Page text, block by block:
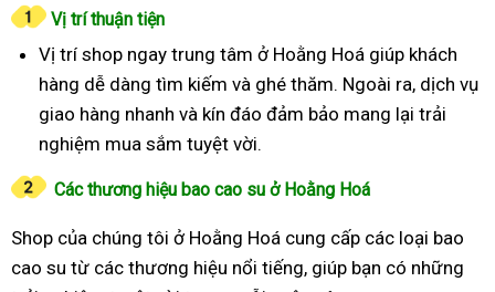
Vị trí thuận tiện
Vị trí shop ngay trung tâm ở Hoằng Hoá giúp khách
hàng dễ dàng tìm kiếm và ghé thăm. Ngoài ra, dịch vụ
giao hàng nhanh và kín đáo đảm bảo mang lại trải
nghiệm mua sắm tuyệt vời.
Các thương hiệu bao cao su ở Hoằng Hoá
Shop của chúng tôi ở Hoằng Hoá cung cấp các loại bao
cao su từ các thương hiệu nổi tiếng, giúp bạn có những